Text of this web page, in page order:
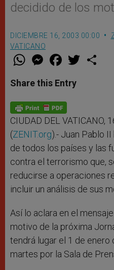
decidido de los
DICIEMBRE 16, 2003 00:00
VATICANO
W
t
s
p
p
M
e
s
e
g
e
r
F
a
e
b
o
k
w
Share this Entry
CIUDAD DEL VATICANO,
(ZENIT.org).- Juan Pablo
de todos los países y las
contra el terrorismo que,
reducirse a operaciones
incluir un análisis de sus
Así lo aclara en el
motivo de la próxima
tendrá lugar el 1 de
martes por la Sala de